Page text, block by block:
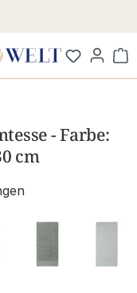
- Farbe:
cm